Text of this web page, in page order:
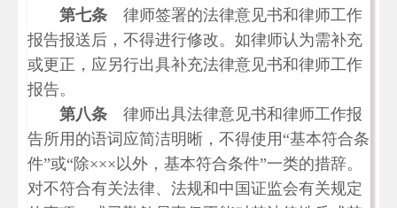
第七条 律师签署的法律意见书和律师工作
报告报送后，不得进行修改。如律师认为需补充
或更正，应另行出具补充法律意见书和律师工作
报告。
第八条 律师出具法律意见书和律师工作报
告所用的语词应简洁明晰，不得使用 “基本符合条
件”或“除××× 以外，基本符合条件”一类的措辞。
对不符合有关法律、法规和中国证监会有关规定